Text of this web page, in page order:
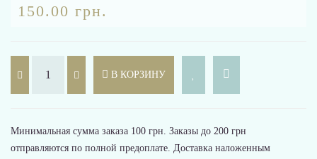
150.00 грн.
В КОРЗИНУ
Минимальная сумма заказа 100 грн. Заказы до 200 грн
отправляются по полной предоплате. Доставка наложенным